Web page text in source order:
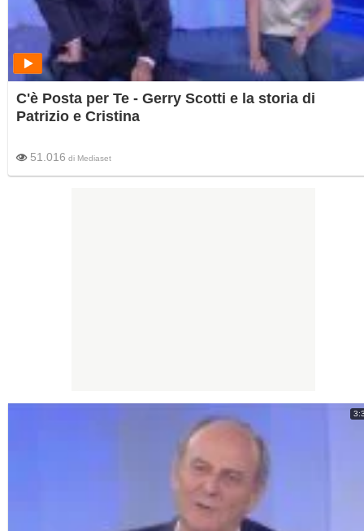
C'è Posta per Te - Gerry Scotti e la storia di
Patrizio e Cristina
51.016 di Mediaset